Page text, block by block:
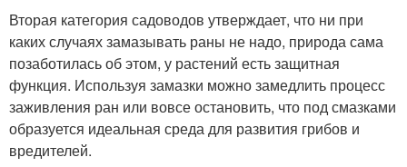
Вторая категория садоводов утверждает, что ни при
каких случаях замазывать раны не надо, природа сама
позаботилась об этом, у растений есть защитная
функция. Используя замазки можно замедлить процесс
заживления ран или вовсе остановить, что под смазками
образуется идеальная среда для развития грибов и
вредителей.